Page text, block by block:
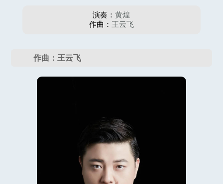
演奏：黄煌
作曲： 王云飞
作曲：王云飞